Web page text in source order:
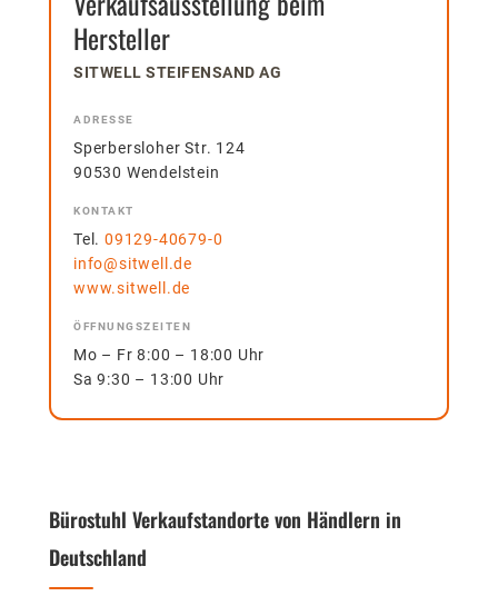
Hersteller
SITWELL STEIFENSAND AG
ADRESSE
Sperbersloher Str. 124
90530 Wendelstein
KONTAKT
Tel. 09129-40679-0
info@sitwell.de
www.sitwell.de
ÖFFNUNGSZEITEN
Mo – Fr 8:00 – 18:00 Uhr
Sa 9:30 – 13:00 Uhr
Bürostuhl Verkaufstandorte von Händlern in
Deutschland